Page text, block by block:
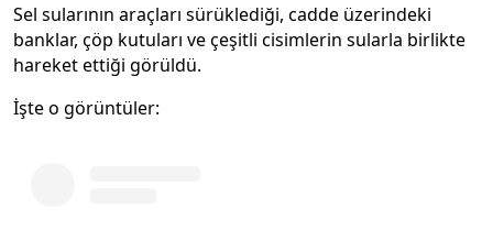
Sel sularının araçları sürüklediği, cadde üzerindeki
banklar, çöp kutuları ve çeşitli cisimlerin sularla birlikte
hareket ettiği görüldü.
İşte o görüntüler: